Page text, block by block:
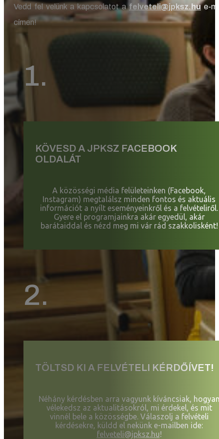
Vedd fel velünk a kapcsolatot afelveteli@jpksz.hu e-
címen!
1.
KÖVESD A JPKSZ FACEBOOK
OLDALÁT
A közösségi média felületeinken (Facebook,
Instagram) megtalálsz minden fontos és aktuális
információt a nyílt eseményeinkről és a felvételiről.
Gyere el programjainkra akár egyedül, akár
barátaiddal és nézd meg mi vár rád szakkolisként!
2.
TÖLTSD KI A FELVÉTELI KÉRDŐÍVET!
Néhány kérdésben arra vagyunk kíváncsiak,
vélekedsz az aktualitásokról, mi érdekel, és mit
vinnél bele a közösségbe. Válaszolj a felvételi
kérdésekre, küldd el nekünk e-mailben ide:
felveteli@jpksz.hu!